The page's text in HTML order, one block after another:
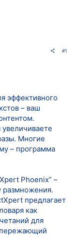
#1
эффективного
– ваш
Многие
– программа
Phoenix” –
размножения.
предлагает
как
для